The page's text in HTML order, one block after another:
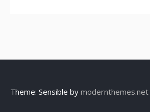
Theme: Sensible by modernthemes.net